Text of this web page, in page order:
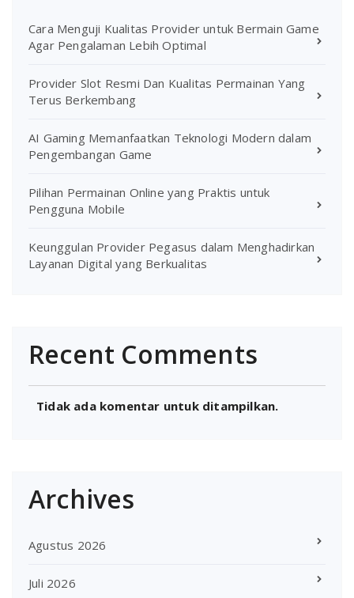
Cara Menguji Kualitas Provider untuk Bermain Game
Agar Pengalaman Lebih Optimal
Provider Slot Resmi Dan Kualitas Permainan Yang
Terus Berkembang
AI Gaming Memanfaatkan Teknologi Modern dalam
Pengembangan Game
Pilihan Permainan Online yang Praktis untuk
Pengguna Mobile
Keunggulan Provider Pegasus dalam Menghadirkan
Layanan Digital yang Berkualitas
Recent Comments
Tidak ada komentar untuk ditampilkan.
Archives
Agustus 2026
Juli 2026